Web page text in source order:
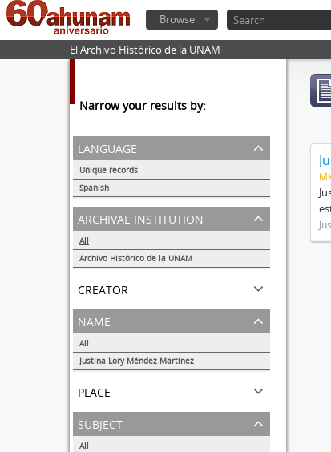
Browse
El Archivo Histórico de la UNAM
Narrow your results by:
language
Unique records
Spanish
1
archival institution
All
Archivo Histórico de la UNAM
creator
name
All
Justina Lory Méndez Martínez
place
subject
All